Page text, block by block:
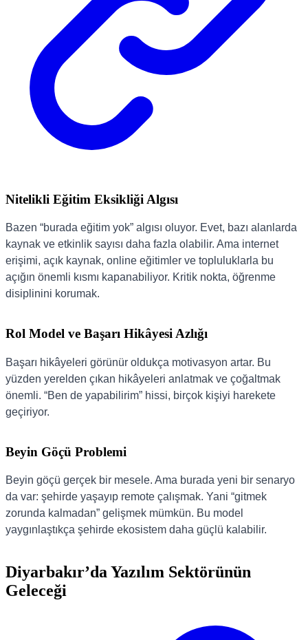
Nitelikli Eğitim Eksikliği Algısı
Bazen “burada eğitim yok” algısı oluyor. Evet, bazı alanlarda
kaynak ve etkinlik sayısı daha fazla olabilir. Ama internet
erişimi, açık kaynak, online eğitimler ve topluluklarla bu
açığın önemli kısmı kapanabiliyor. Kritik nokta, öğrenme
disiplinini korumak.
Rol Model ve Başarı Hikâyesi Azlığı
Başarı hikâyeleri görünür oldukça motivasyon artar. Bu
yüzden yerelden çıkan hikâyeleri anlatmak ve çoğaltmak
önemli. “Ben de yapabilirim” hissi, birçok kişiyi harekete
geçiriyor.
Beyin Göçü Problemi
Beyin göçü gerçek bir mesele. Ama burada yeni bir senaryo
da var: şehirde yaşayıp remote çalışmak. Yani “gitmek
zorunda kalmadan” gelişmek mümkün. Bu model
yaygınlaştıkça şehirde ekosistem daha güçlü kalabilir.
Diyarbakır’da Yazılım Sektörünün
Geleceği